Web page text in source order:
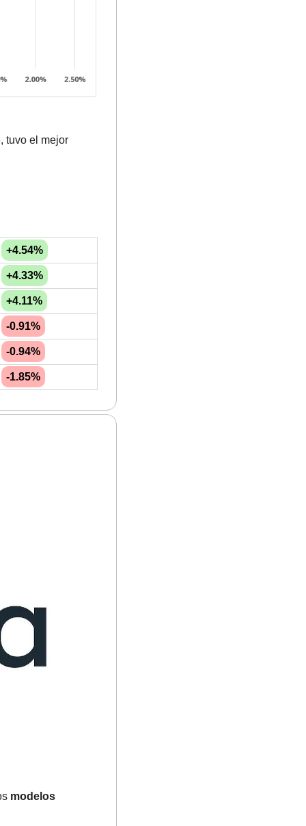
, tuvo el mejor
+4.54%
+4.33%
+4.11%
-0.91%
-0.94%
-1.85%
modelos